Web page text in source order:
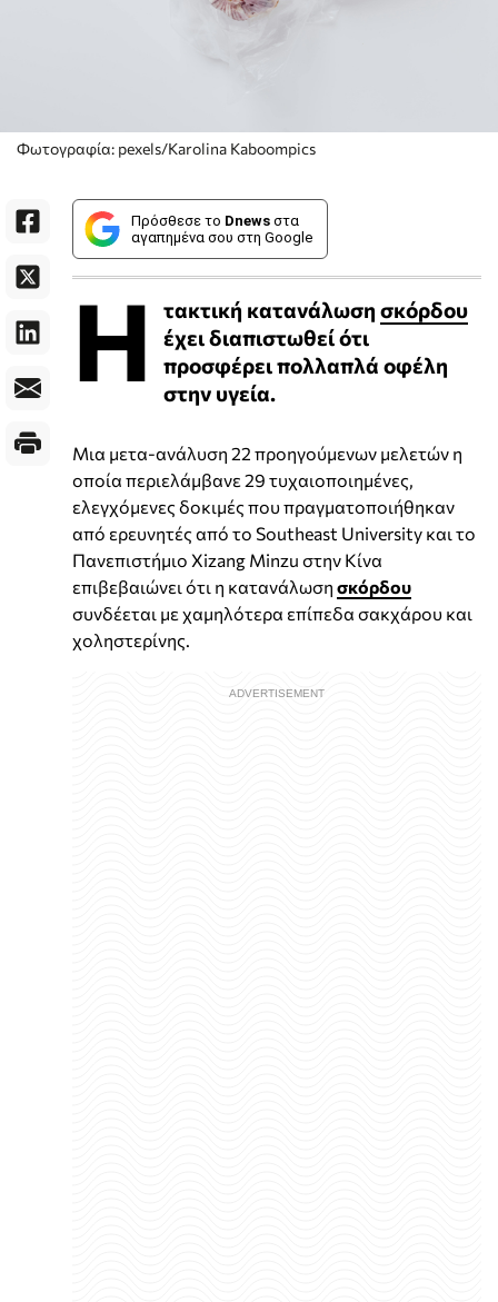
Φωτογραφία: pexels/Karolina Kaboompics
Πρόσθεσε το Dnews στα
αγαπημένα σου στη Google
Η τακτική κατανάλωση σκόρδου
έχει διαπιστωθεί ότι
προσφέρει πολλαπλά οφέλη
στην υγεία.
Μια μετα-ανάλυση 22 προηγούμενων μελετών η
οποία περιελάμβανε 29 τυχαιοποιημένες,
ελεγχόμενες δοκιμές που πραγματοποιήθηκαν
από ερευνητές από το Southeast University και το
Πανεπιστήμιο Xizang Minzu στην Κίνα
επιβεβαιώνει ότι η κατανάλωση σκόρδου
συνδέεται με χαμηλότερα επίπεδα σακχάρου και
χοληστερίνης.